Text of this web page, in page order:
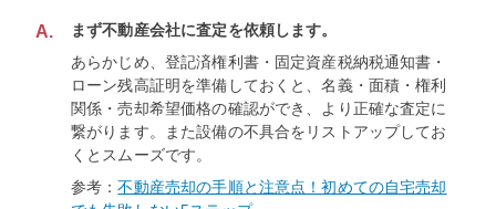
A.
まず不動産会社に査定を依頼します。
あらかじめ、登記済権利書・固定資産税納税通知書・
ローン残高証明を準備しておくと、名義・面積・権利
関係・売却希望価格の確認ができ、より正確な査定に
繋がります。また設備の不具合をリストアップしてお
くとスムーズです。
参考：不動産売却の手順と注意点！初めての自宅売却